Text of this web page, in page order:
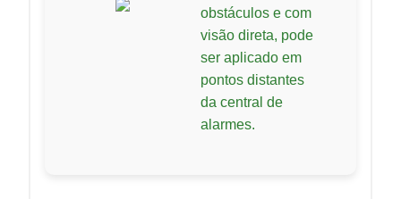
obstáculos e com
visão direta, pode
ser aplicado em
pontos distantes
da central de
alarmes.